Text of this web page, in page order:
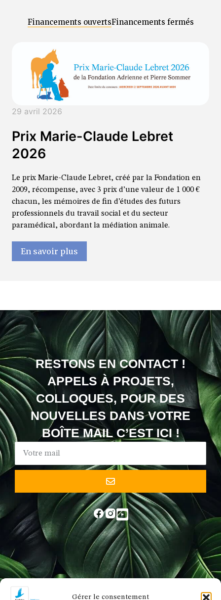
Gérer le consentement
Financements ouvertsFinancements fermés
29 avril 2026
Prix Marie-Claude Lebret
2026
Le prix Marie-Claude Lebret, créé par la Fondation en
2009, récompense, avec 3 prix d’une valeur de 1 000 €
chacun, les mémoires de fin d’études des futurs
professionnels du travail social et du secteur
paramédical, abordant la médiation animale.
En savoir plus
RESTONS EN CONTACT !
APPELS À PROJETS,
COLLOQUES, POUR DES
NOUVELLES DANS VOTRE
BOÎTE MAIL C’EST ICI !